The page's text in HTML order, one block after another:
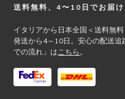
Footer
送料無料、4〜10日でお届け
イタリアから日本全国＜送料無
発送から4～10日。安心の配送追
での流れ」はこちら 。